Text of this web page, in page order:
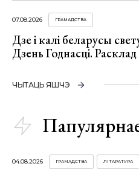
07.08.2026 ГРАМАДСТВА
Дзе і калі беларусы
Дзень Годнасці.
ЧЫТАЦЬ ЯШЧЭ
04.08.2026 ГРАМАДСТВА ЛІТАРАТУРА